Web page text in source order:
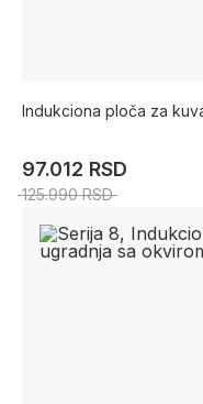
Indukciona ploča za
97.012 RSD
125.990 RSD